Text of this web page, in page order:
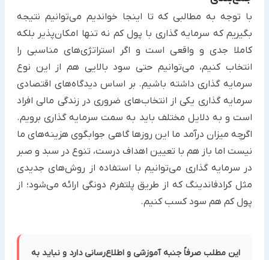
با توجه به مطالبی که تا اینجا خواندیم می‌توانیم نتیجه
بگیریم که سرمایه گذاری با پول کم نه تنها امکان‌پذیر بلکه
کاملا جدی و واقعی است و اگر استراتژی‌های مناسبی را
انتخاب کنیم، می‌توانیم حتی سود بالایی هم از این نوع
سرمایه گذاری داشته باشیم. بر اساس دیدگاه‌های اقتصادی
سرمایه گذاری یکی از انتخاب‌های ضروری در زندگی مالی افراد
است و به دلایل مختلف باید به سمت سرمایه گذاری برویم.
اگرچه میزان درآمد ما این روزها گاهی جوابگوی هزینه‌های ما
نیست اما باز هم با تعیین اهداف درست، تنوع در سبد و صبر
در سرمایه گذاری می‌توانیم با استفاده از روش‌های جدیدی
مثل کرادفاندینگ که از طریق پلتفرم دونگی ارائه می‌شود؛ از
پول کم هم سود کسب کنیم.
این مطلب صرفاً جنبه آموزشی و اطلاع‌رسانی دارد و نباید به